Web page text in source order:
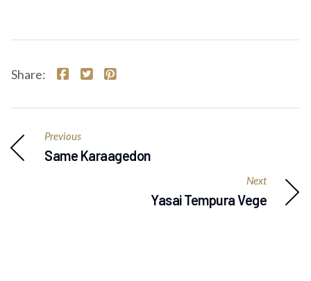
Share:
Previous
Same Karaagedon
Next
Yasai Tempura Vege